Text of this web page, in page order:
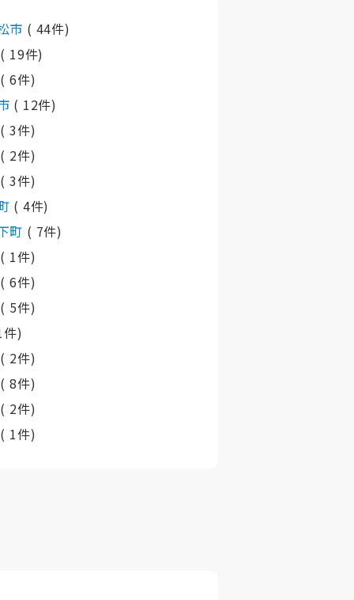
市 ( 44件)
( 19件)
( 6件)
( 12件)
( 3件)
( 2件)
( 3件)
( 4件)
町 ( 7件)
( 1件)
( 6件)
( 5件)
)
( 2件)
( 8件)
( 2件)
( 1件)